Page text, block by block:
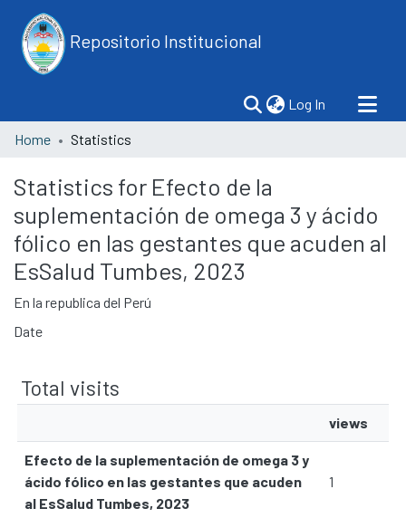
Repositorio Institucional
Log In (current)
Home Statistics
Statistics for Efecto de la
suplementación de omega 3 y ácido
fólico en las gestantes que acuden al
EsSalud Tumbes, 2023
En la republica del Perú
Date
Total visits
views
Efecto de la suplementación de omega 3 y
ácido fólico en las gestantes que acuden
al EsSalud Tumbes, 2023
1